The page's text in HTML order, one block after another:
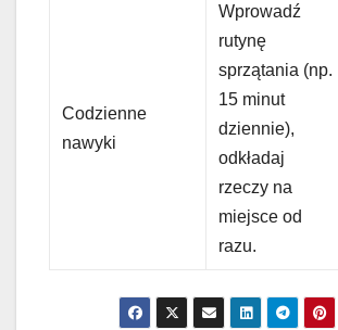
Codzienne
nawyki
Wprowadź
rutynę
sprzątania (np.
15 minut
dziennie),
odkładaj
rzeczy na
miejsce od
razu.